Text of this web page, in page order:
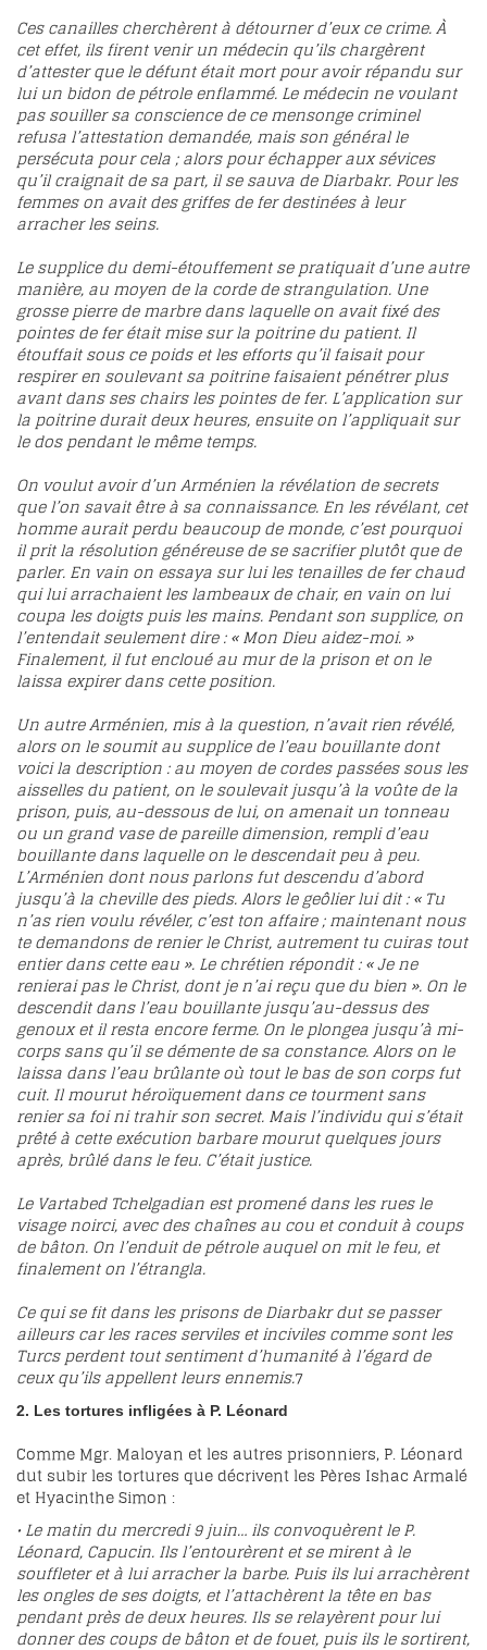
Ces canailles cherchèrent à détourner d’eux ce crime. À
cet effet, ils firent venir un médecin qu’ils chargèrent
d’attester que le défunt était mort pour avoir répandu sur
lui un bidon de pétrole enflammé. Le médecin ne voulant
pas souiller sa conscience de ce mensonge criminel
refusa l’attestation demandée, mais son général le
persécuta pour cela ; alors pour échapper aux sévices
qu’il craignait de sa part, il se sauva de Diarbakr. Pour les
femmes on avait des griffes de fer destinées à leur
arracher les seins.
Le supplice du demi-étouffement se pratiquait d’une autre
manière, au moyen de la corde de strangulation. Une
grosse pierre de marbre dans laquelle on avait fixé des
pointes de fer était mise sur la poitrine du patient. Il
étouffait sous ce poids et les efforts qu’il faisait pour
respirer en soulevant sa poitrine faisaient pénétrer plus
avant dans ses chairs les pointes de fer. L’application sur
la poitrine durait deux heures, ensuite on l’appliquait sur
le dos pendant le même temps.
On voulut avoir d’un Arménien la révélation de secrets
que l’on savait être à sa connaissance. En les révélant, cet
homme aurait perdu beaucoup de monde, c’est pourquoi
il prit la résolution généreuse de se sacrifier plutôt que de
parler. En vain on essaya sur lui les tenailles de fer chaud
qui lui arrachaient les lambeaux de chair, en vain on lui
coupa les doigts puis les mains. Pendant son supplice, on
l’entendait seulement dire : « Mon Dieu aidez-moi. »
Finalement, il fut encloué au mur de la prison et on le
laissa expirer dans cette position.
Un autre Arménien, mis à la question, n’avait rien révélé,
alors on le soumit au supplice de l’eau bouillante dont
voici la description : au moyen de cordes passées sous les
aisselles du patient, on le soulevait jusqu’à la voûte de la
prison, puis, au-dessous de lui, on amenait un tonneau
ou un grand vase de pareille dimension, rempli d’eau
bouillante dans laquelle on le descendait peu à peu.
L’Arménien dont nous parlons fut descendu d’abord
jusqu’à la cheville des pieds. Alors le geôlier lui dit : « Tu
n’as rien voulu révéler, c’est ton affaire ; maintenant nous
te demandons de renier le Christ, autrement tu cuiras tout
entier dans cette eau ». Le chrétien répondit : « Je ne
renierai pas le Christ, dont je n’ai reçu que du bien ». On le
descendit dans l’eau bouillante jusqu’au-dessus des
genoux et il resta encore ferme. On le plongea jusqu’à mi-
corps sans qu’il se démente de sa constance. Alors on le
laissa dans l’eau brûlante où tout le bas de son corps fut
cuit. Il mourut héroïquement dans ce tourment sans
renier sa foi ni trahir son secret. Mais l’individu qui s’était
prêté à cette exécution barbare mourut quelques jours
après, brûlé dans le feu. C’était justice.
Le Vartabed Tchelgadian est promené dans les rues le
visage noirci, avec des chaînes au cou et conduit à coups
de bâton. On l’enduit de pétrole auquel on mit le feu, et
finalement on l’étrangla.
Ce qui se fit dans les prisons de Diarbakr dut se passer
ailleurs car les races serviles et inciviles comme sont les
Turcs perdent tout sentiment d’humanité à l’égard de
ceux qu’ils appellent leurs ennemis.7
2. Les tortures infligées à P. Léonard
Comme Mgr. Maloyan et les autres prisonniers, P. Léonard
dut subir les tortures que décrivent les Pères Ishac Armalé
et Hyacinthe Simon :
• Le matin du mercredi 9 juin… ils convoquèrent le P.
Léonard, Capucin. Ils l’entourèrent et se mirent à le
souffleter et à lui arracher la barbe. Puis ils lui arrachèrent
les ongles de ses doigts, et l’attachèrent la tête en bas
pendant près de deux heures. Ils se relayèrent pour lui
donner des coups de bâton et de fouet, puis ils le sortirent,